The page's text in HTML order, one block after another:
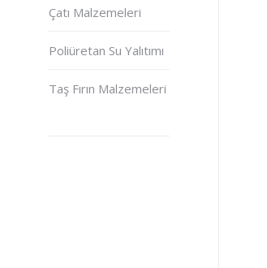
Çatı Malzemeleri
Poliüretan Su Yalıtımı
Taş Fırın Malzemeleri